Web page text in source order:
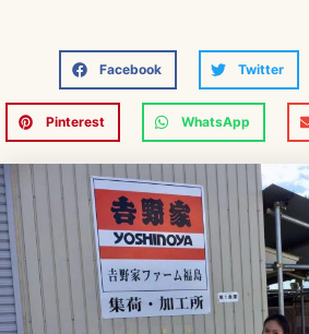
Facebook Twitter
Pinterest WhatsApp